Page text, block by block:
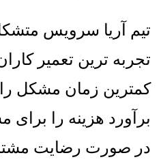
تیم آریا سرویس
تجربه ترین تعمیر
کمترین زمان مشکل
برآورد هزینه را
در صورت رضایت